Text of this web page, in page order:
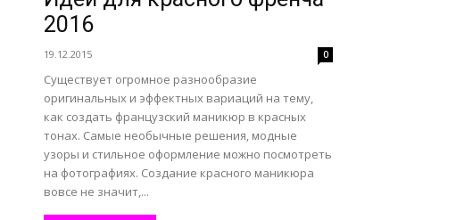
2016
19.12.2015 0
Существует огромное разнообразие
оригинальных и эффектных вариаций на тему,
как создать французский маникюр в красных
тонах. Самые необычные решения, модные
узоры и стильное оформление можно посмотреть
на фотографиях. Создание красного маникюра
вовсе не значит,...